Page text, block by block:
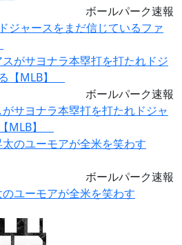
ボールパーク速報
ジャースをまだ信じているファ
ボールパーク速報
がサヨナラ本塁打を打たれドジャ
MLB】
ボールパーク速報
のユーモアが全米を笑わす